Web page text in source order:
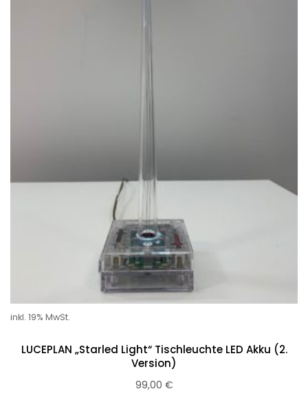
inkl. 19% MwSt.
LUCEPLAN „Starled Light“ Tischleuchte LED Akku (2.
Version)
99,00 €